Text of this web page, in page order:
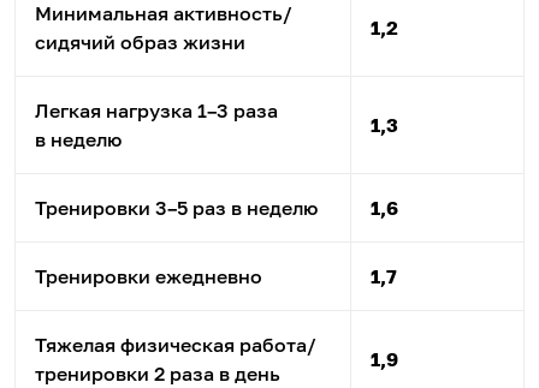
Минимальная активность/
сидячий образ жизни
1,2
Легкая нагрузка 1–3 раза
в неделю
1,3
Тренировки 3–5 раз в неделю 1,6
Тренировки ежедневно 1,7
Тяжелая физическая работа/
тренировки 2 раза в день
1,9